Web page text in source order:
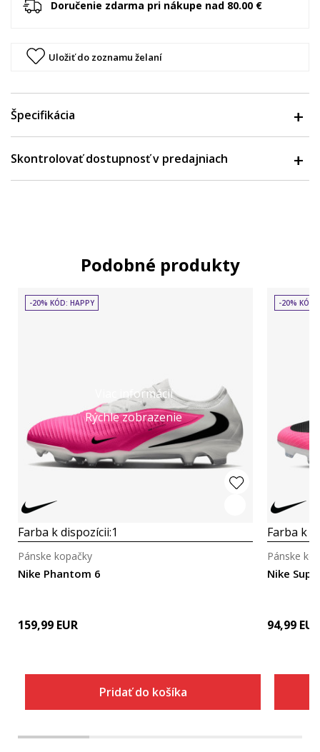
Doručenie zdarma pri nákupe nad 80.00 €
Uložiť do zoznamu želaní
Špecifikácia
Skontrolovať dostupnosť v predajniach
Podobné produkty
Viac informácií
Rýchle zobrazenie
-20% KÓD: HAPPY
Farba k dispozícii:1
Nike Phantom 6
Pánske kopačky
159,99 EUR
Pridať do košíka
-20% KÓD:
Farba k
Nike
Pánske
94,99 EUR